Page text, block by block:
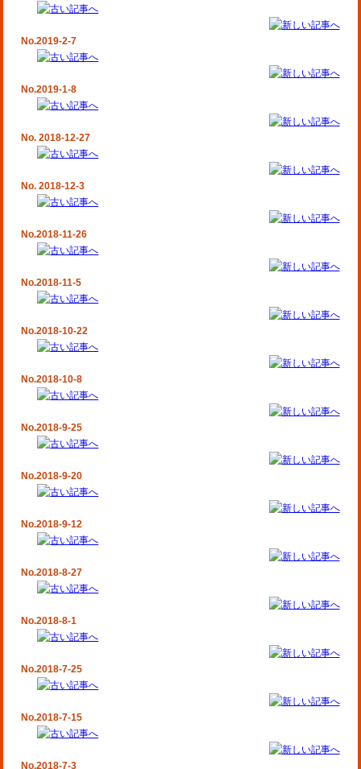
No.2019-2-7
No.2019-1-8
No. 2018-12-27
No. 2018-12-3
No.2018-11-26
No.2018-11-5
No.2018-10-22
No.2018-10-8
No.2018-9-25
No.2018-9-20
No.2018-9-12
No.2018-8-27
No.2018-8-1
No.2018-7-25
No.2018-7-15
No.2018-7-3